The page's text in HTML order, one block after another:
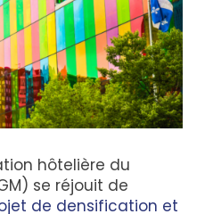
hôtelière du
se réjouit de
de densification et